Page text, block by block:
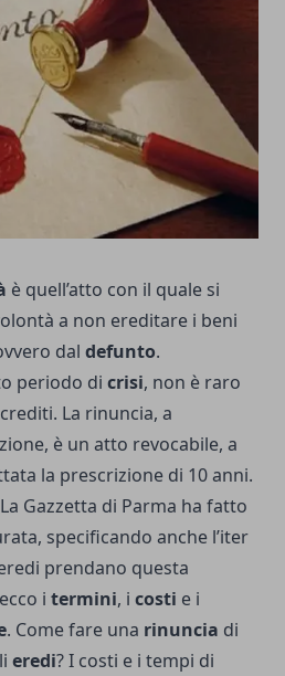
è quell’atto con il quale si
a non ereditare i beni
dal defunto.
periodo di crisi, non è raro
La rinuncia, a
è un atto revocabile, a
la prescrizione di 10 anni.
Gazzetta di Parma ha fatto
specificando anche l’iter
prendano questa
i termini, i costi e i
. Come fare una rinuncia di
eredi? I costi e i tempi di